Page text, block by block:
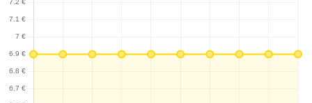
Switch de Pulp allient qualité, praticité et plaisir, tout en étant
compatibles avec plusieurs modèles de Pod Switch. Un excellent
choix pour les vapoteurs en quête d'une expérience agréable et
sans tracas.